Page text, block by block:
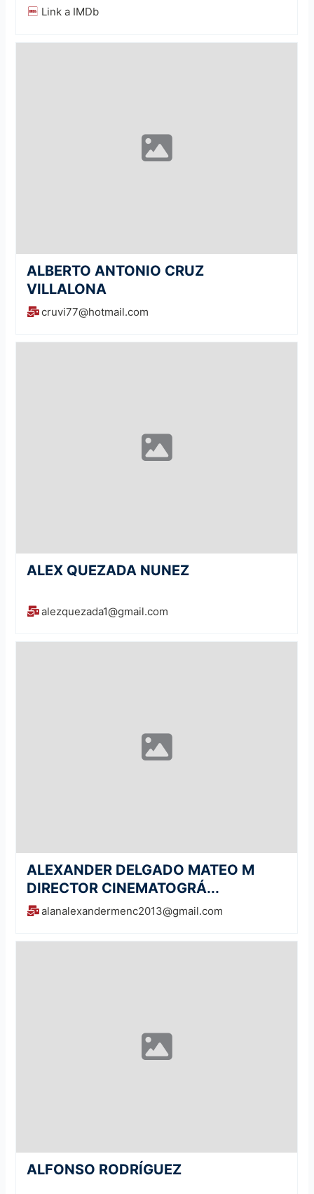
Link a IMDb
ALBERTO ANTONIO CRUZ
VILLALONA
cruvi77@hotmail.com
ALEX QUEZADA NUNEZ
alezquezada1@gmail.com
ALEXANDER DELGADO MATEO M
DIRECTOR CINEMATOGRÁ...
alanalexandermenc2013@gmail.com
ALFONSO RODRÍGUEZ